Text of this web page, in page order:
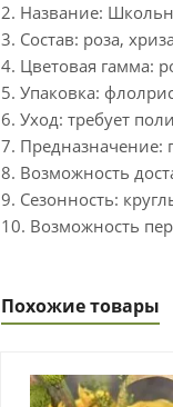
2. Название:
3. Состав: роза,
4. Цветовая гамма:
5. Упаковка:
6. Уход: требует
7. Предназначение:
8. Возможность
9. Сезонность:
10. Возможность
Похожие товары